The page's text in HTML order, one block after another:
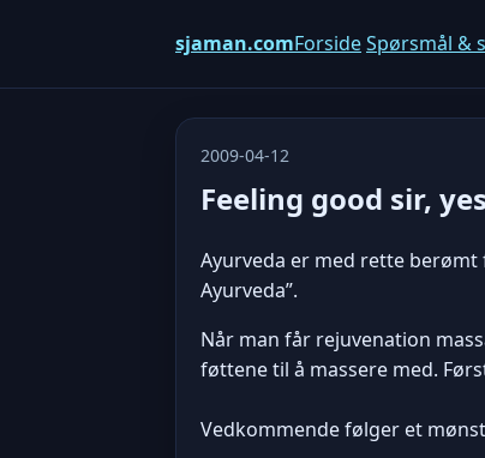
sjaman.comForsideSpørsmål &
2009-04-12
Feeling good sir,
Ayurveda er med rette berømt
Ayurveda”.
Når man får rejuvenation
føttene til å massere med.
Vedkommende følger et